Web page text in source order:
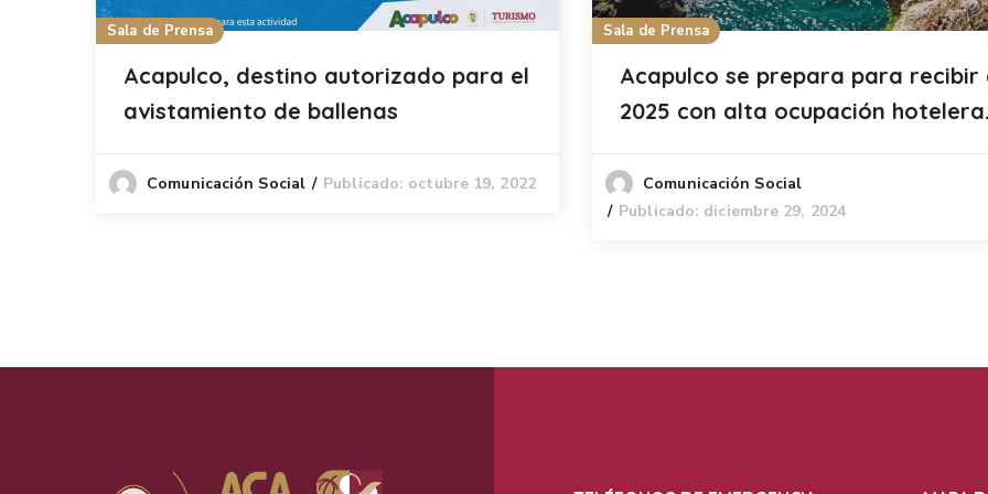
Sala de Prensa
Acapulco, destino autorizado para el
avistamiento de ballenas
Comunicación Social Publicado: octubre 19, 2022
Sala de Prensa
Acapulco se prepara para recibir
2025 con alta ocupación
Comunicación Social
Publicado: diciembre 29, 2024